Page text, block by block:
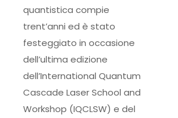
quantistica compie
trent’anni ed è stato
festeggiato in occasione
dell’ultima edizione
dell’International Quantum
Cascade Laser School and
Workshop (IQCLSW) e del